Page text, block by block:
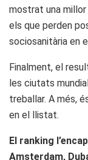
mostrat una
els que perden
sociosanitària en
Finalment, el
les ciutats
treballar. A més,
en el llistat.
El ranking
Amsterdam,